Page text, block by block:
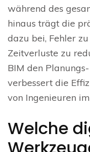
während des
hinaus trägt die
dazu bei, Fehler
Zeitverluste zu
BIM den
verbessert die
von Ingenieuren
Welche